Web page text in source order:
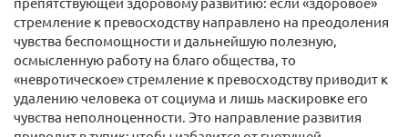
стремление к превосходству направлено на преодоления
чувства беспомощности и дальнейшую полезную,
осмысленную работу на благо общества, то
«невротическое» стремление к превосходству приводит к
удалению человека от социума и лишь маскировке его
чувства неполноценности. Это направление развития